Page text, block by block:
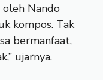
oleh Nando
kompos. Tak
bermanfaat,
ujarnya.